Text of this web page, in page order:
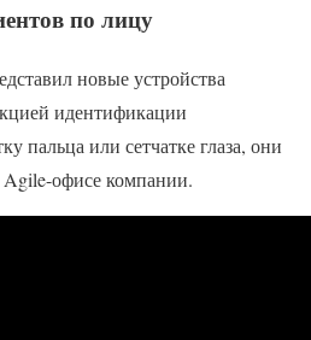
по лицу
новые устройства
идентификации
пальца или сетчатке глаза, они
офисе компании.